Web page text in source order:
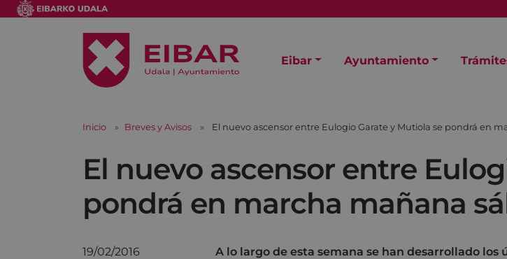
Eibar Ayuntamiento
Inicio Breves y Avisos El nuevo ascensor entre Eulogio Garate y Mutiola se pondrá en
El nuevo ascensor entre
pondrá en marcha mañana
19/02/2016 A lo largo de esta semana se han desarrollado los